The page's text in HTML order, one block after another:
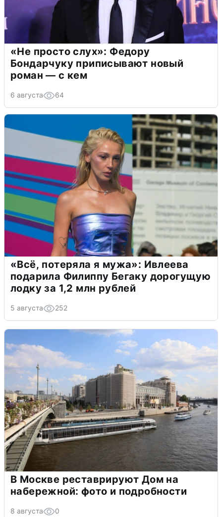
«Не просто слух»: Федору
Бондарчуку приписывают новый
роман — с кем
6 августа 64
«Всё, потеряла я мужа»: Ивлеева
подарила Филиппу Бегаку дорогущую
лодку за 1,2 млн рублей
5 августа 252
В Москве реставрируют Дом на
набережной: фото и подробности
8 августа 0